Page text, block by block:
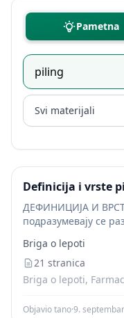
Pametna
Svi materijali
Definicija i vrste
ДЕФИНИЦИЈА И
подразумевају се
стимулације
од агенса који се
Briga o lepoti
21 stranica
Briga o lepoti,
Objavio tano·9.